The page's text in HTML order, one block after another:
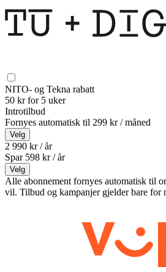
NITO- og Tekna rabatt
50 kr for 5 uker
Introtilbud
Fornyes automatisk til 299 kr / måned
Velg
2 990 kr / år
Spar 598 kr /år
Velg
Alle abonnement fornyes automatisk til
vil. Tilbud og kampanjer gjelder bare for